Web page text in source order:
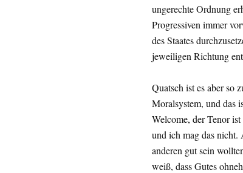
ungerechte Ordnung
Progressiven immer
des Staates
jeweiligen Richtung
Quatsch ist es aber so
Moralsystem, und das
Welcome, der Tenor
und ich mag das nicht.
anderen gut sein
weiß, dass Gutes